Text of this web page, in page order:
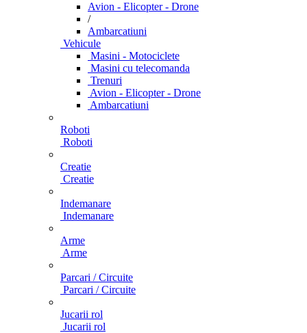
Avion - Elicopter - Drone
/
Ambarcatiuni
Vehicule
Masini - Motociclete
Masini cu telecomanda
Trenuri
Avion - Elicopter - Drone
Ambarcatiuni
Roboti
Roboti
Creatie
Creatie
Indemanare
Indemanare
Arme
Arme
Parcari / Circuite
Parcari / Circuite
Jucarii rol
Jucarii rol